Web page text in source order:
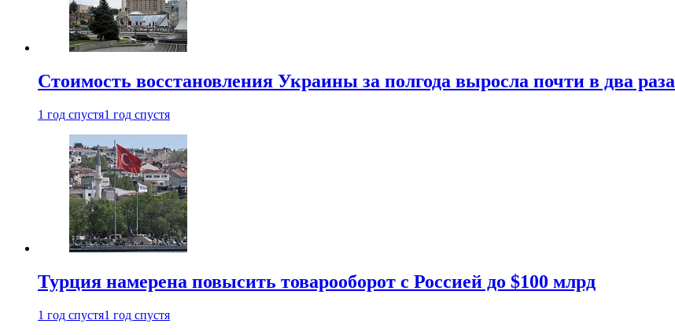
Стоимость восстановления Украины за полгода выросла почти в два раза
1 год спустя1 год спустя
Турция намерена повысить товарооборот с Россией до $100 млрд
1 год спустя1 год спустя